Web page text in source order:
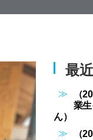
最
（
業
ん）
（